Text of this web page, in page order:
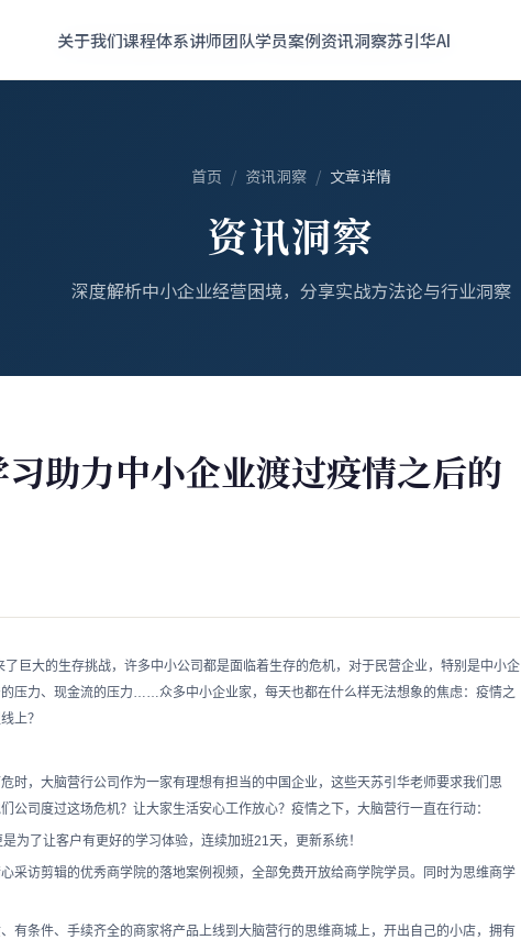
关于我们课程体系讲师团队学员案例资讯洞察苏引华AI
关于我们课程体系讲师团队学员案例资讯洞察苏引华AI
首页 / 资讯洞察 / 文章详情
资讯洞察
深度解析中小企业经营困境，分享实战方法论与行业洞察
助力中小企业渡过疫情之后的
巨大的生存挑战，许多中小公司都是面临着生存的危机，对于民营企业，特别是中小企
压力、现金流的压力……众多中小企业家，每天也都在什么样无法想象的焦虑：疫情之
上？
时，大脑营行公司作为一家有理想有担当的中国企业，这些天苏引华老师要求我们思
公司度过这场危机？让大家生活安心工作放心？疫情之下，大脑营行一直在行动：
为了让客户有更好的学习体验，连续加班21天，更新系统！
采访剪辑的优秀商学院的落地案例视频，全部免费开放给商学院学员。同时为思维商学
有条件、手续齐全的商家将产品上线到大脑营行的思维商城上，开出自己的小店，拥有